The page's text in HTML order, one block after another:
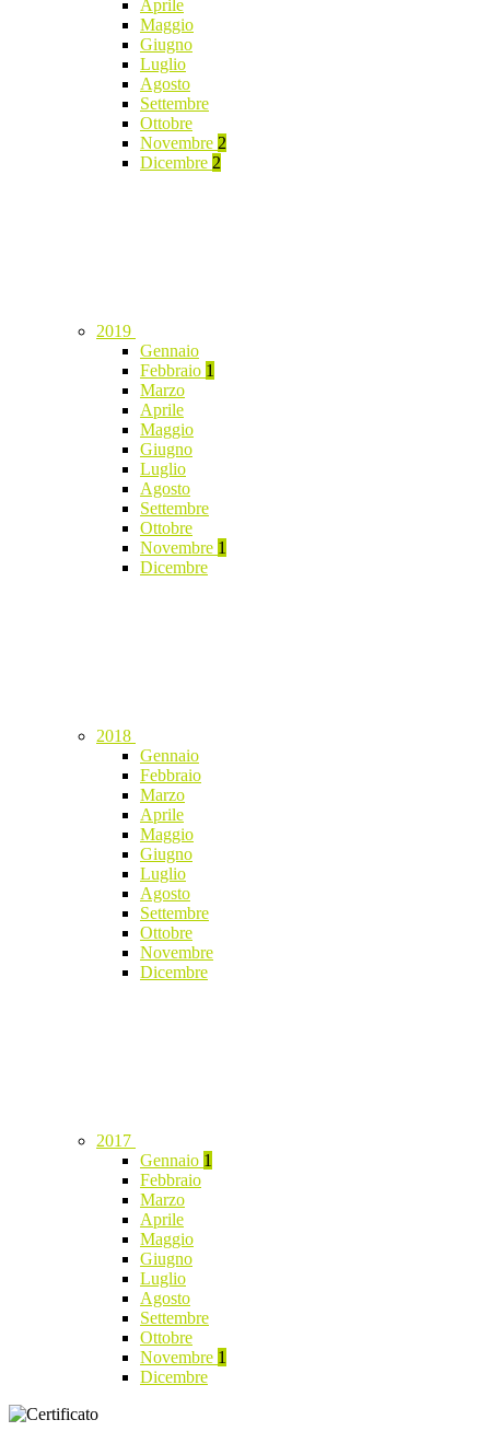
Aprile
Maggio
Giugno
Luglio
Agosto
Settembre
Ottobre
Novembre 2
Dicembre 2
2019
Gennaio
Febbraio 1
Marzo
Aprile
Maggio
Giugno
Luglio
Agosto
Settembre
Ottobre
Novembre 1
Dicembre
2018
Gennaio
Febbraio
Marzo
Aprile
Maggio
Giugno
Luglio
Agosto
Settembre
Ottobre
Novembre
Dicembre
2017
Gennaio 1
Febbraio
Marzo
Aprile
Maggio
Giugno
Luglio
Agosto
Settembre
Ottobre
Novembre 1
Dicembre